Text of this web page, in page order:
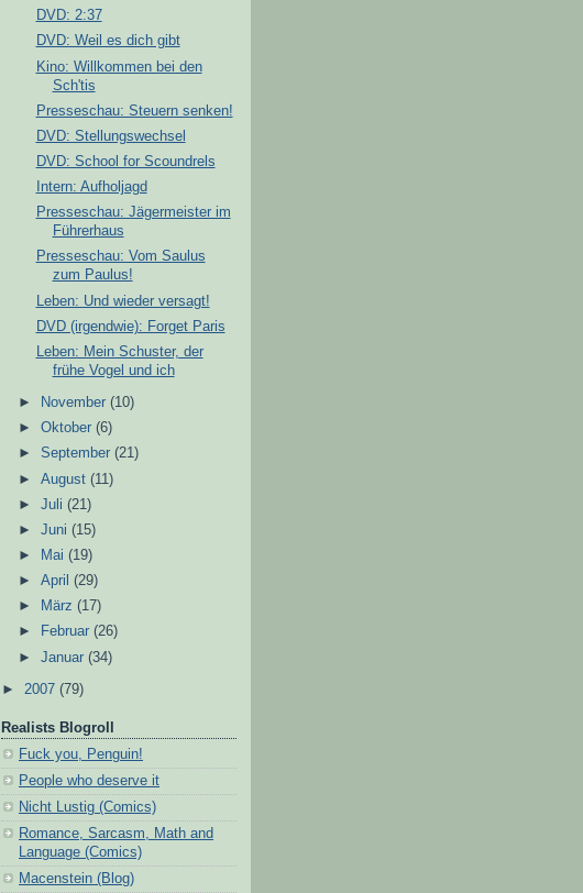
DVD: 2:37
DVD: Weil es dich gibt
Kino: Willkommen bei den
Sch'tis
Presseschau: Steuern senken!
DVD: Stellungswechsel
DVD: School for Scoundrels
Intern: Aufholjagd
Presseschau: Jägermeister im
Führerhaus
Presseschau: Vom Saulus
zum Paulus!
Leben: Und wieder versagt!
DVD (irgendwie): Forget Paris
Leben: Mein Schuster, der
frühe Vogel und ich
► November(10)
►Oktober(6)
►September(21)
►August(11)
►Juli(21)
►Juni(15)
►
Mai(19)
►April(29)
►
März(17)
►
Februar(26)
►Januar(34)
► 2007 (79)
Realists Blogroll
Fuck you, Penguin!
People who deserve it
Nicht Lustig (Comics)
Romance, Sarcasm, Math and
Language (Comics)
Macenstein (Blog)